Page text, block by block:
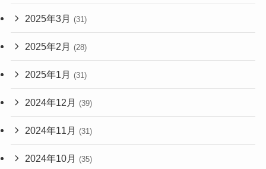
2025年3月 (31)
2025年2月 (28)
2025年1月 (31)
2024年12月 (39)
2024年11月 (31)
2024年10月 (35)